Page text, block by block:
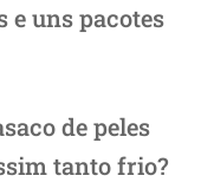
e uns pacotes
de peles
tanto frio?